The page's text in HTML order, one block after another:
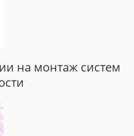
на монтаж систем